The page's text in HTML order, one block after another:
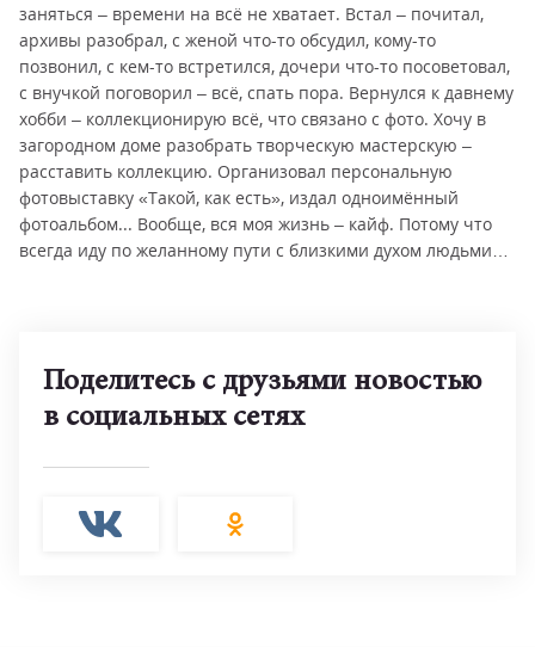
заняться – времени на всё не хватает. Встал – почитал,
архивы разобрал, с женой что-то обсудил, кому-то
позвонил, с кем-то встретился, дочери что-то посоветовал,
с внучкой поговорил – всё, спать пора. Вернулся к давнему
хобби – коллекционирую всё, что связано с фото. Хочу в
загородном доме разобрать творческую мастерскую –
расставить коллекцию. Организовал персональную
фотовыставку «Такой, как есть», издал одноимённый
фотоальбом... Вообще, вся моя жизнь – кайф. Потому что
всегда иду по желанному пути с близкими духом людьми…
Поделитесь с друзьями новостью
в социальных сетях